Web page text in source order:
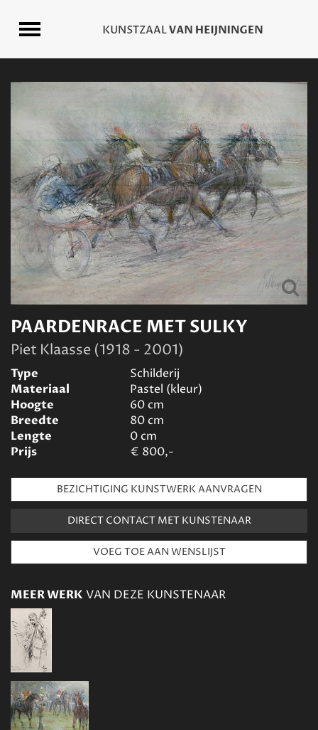
PAARDENRACE MET SULKY
Piet Klaasse (1918 - 2001)
Type
Schilderij
Materiaal
Pastel (kleur)
Hoogte
60cm
Breedte
80cm
Lengte
0cm
Prijs
€ 800,-
BEZICHTIGING KUNSTWERK AANVRAGEN
DIRECT CONTACT MET KUNSTENAAR
MEER WERK VAN DEZE KUNSTENAAR